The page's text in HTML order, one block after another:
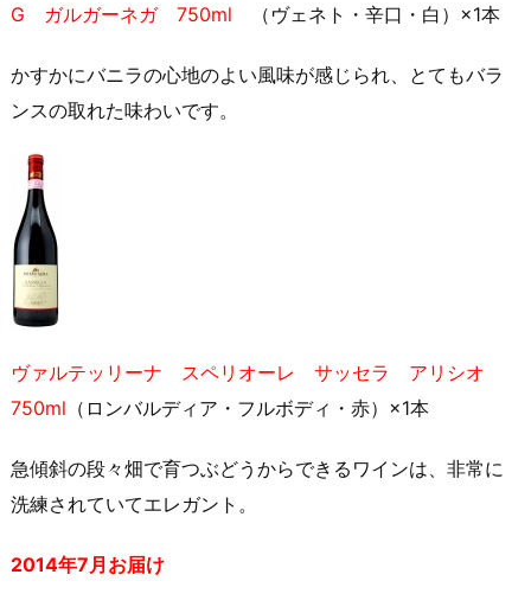
G ガルガーネガ 750ml （ヴェネト・辛口・白）×1本
かすかにバニラの心地のよい風味が感じられ、とてもバラ
ンスの取れた味わいです。
ヴァルテッリーナ スペリオーレ サッセラ アリシオ
750ml （ロンバルディア・フルボディ・赤）×1本
急傾斜の段々畑で育つぶどうからできるワインは、非常に
洗練されていてエレガント。
2014年7月お届け